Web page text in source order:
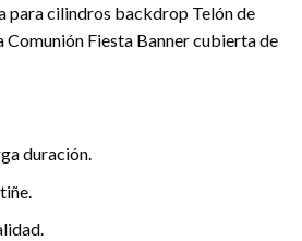
para cilindros backdrop Telón de
Fiesta Banner cubierta de
duración.